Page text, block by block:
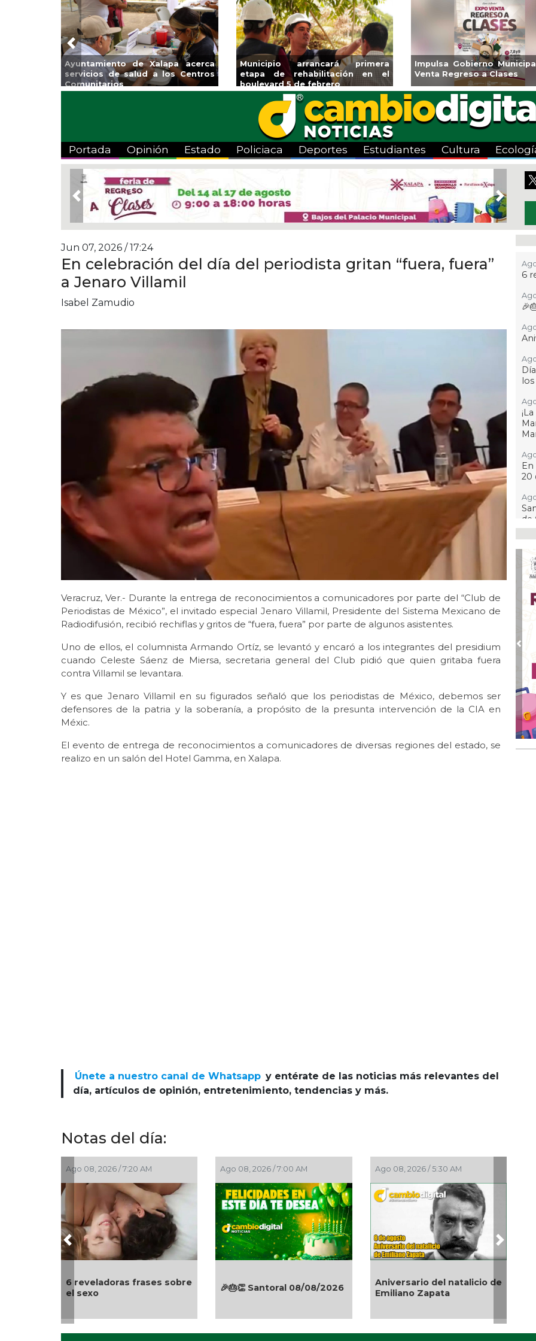
de Xalapa acerca
salud a los Centros
Municipio arrancará primera
etapa de rehabilitación en el
boulevard 5 de febrero
Impulsa Gobierno Municipal Expo
Venta Regreso a Clases
Reabrirá
Alberca
Centro
Previous
Portada Opinión Estado Policiaca Deportes Estudiantes Cultura
Previous Next
Jun 07, 2026 / 17:24
En celebración del día del periodista gritan “fuera, fuera”
a Jenaro Villamil
Isabel Zamudio
Veracruz, Ver.- Durante la entrega de reconocimientos a comunicadores por parte del “Club de
Periodistas de México”, el invitado especial Jenaro Villamil, Presidente del Sistema Mexicano de
Radiodifusión, recibió rechiflas y gritos de “fuera, fuera” por parte de algunos asistentes.
Uno de ellos, el columnista Armando Ortíz, se levantó y encaró a los integrantes del presidium
cuando Celeste Sáenz de Miersa, secretaria general del Club pidió que quien gritaba fuera
contra Villamil se levantara.
Y es que Jenaro Villamil en su figurados señaló que los periodistas de México, debemos ser
defensores de la patria y la soberanía, a propósito de la presunta intervención de la CIA en
Méxic.
El evento de entrega de reconocimientos a comunicadores de diversas regiones del estado, se
realizo en un salón del Hotel Gamma, en Xalapa.
Únete a nuestro canal de Whatsapp y entérate de las noticias más relevantes del
día, artículos de opinión, entretenimiento, tendencias y más.
Notas del día:
08, 2026 / 7:20 AM
reveladoras frases sobre
Ago 08, 2026 / 7:00 AM
🎉🎂👏 Santoral 08/08/2026
Ago 08, 2026 / 5:30 AM
Aniversario del natalicio de
Emiliano Zapata
Ago 08, 2026 / 4:30 AM
celebrando a uno de
animales de
Previous Next
6
20
de
del
del